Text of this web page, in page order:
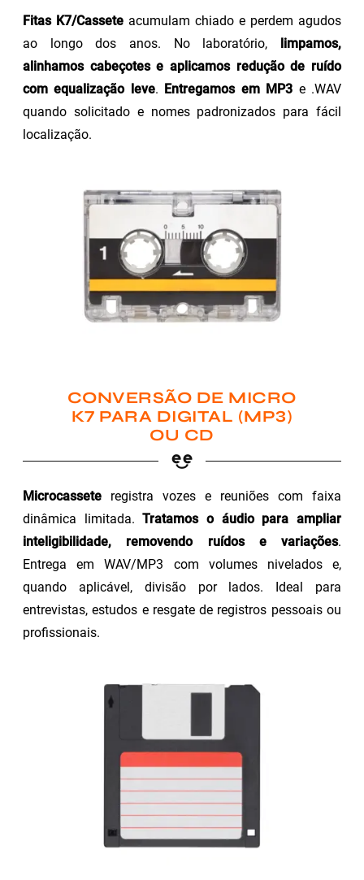
Fitas K7/Cassete acumulam chiado e perdem agudos
ao longo dos anos. No laboratório, limpamos,
alinhamos cabeçotes e aplicamos redução de ruído
com equalização leve. Entregamos em MP3 e .WAV
quando solicitado e nomes padronizados para fácil
localização.
CONVERSÃO DE MICRO
K7 PARA DIGITAL (MP3)
OU CD
Microcassete registra vozes e reuniões com faixa
dinâmica limitada.Tratamos o áudio para ampliar
inteligibilidade, removendo ruídos e variações.
Entrega em WAV/MP3 com volumes nivelados e,
quando aplicável, divisão por lados. Ideal para
entrevistas, estudos e resgate de registros pessoais ou
profissionais.